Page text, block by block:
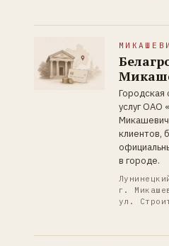
Городская
услуг ОАО
клиентов,
в городе.
г.
ул.